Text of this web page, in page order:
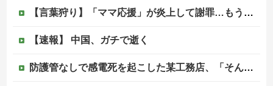
【言葉狩り】「ママ応援」が炎上して謝罪…もう何も言えない
【速報】 中国、ガチで逝く
防護管なしで感電死を起こした某工務店、「そんな危険な現場お断りしますわ!と断って正解やったわ」と業者が業界事情を告白